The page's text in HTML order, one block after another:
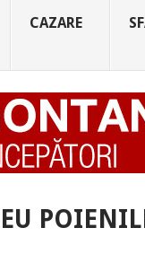
CAZARE